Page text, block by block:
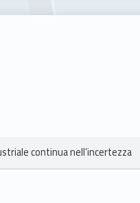
continua nell’incertezza